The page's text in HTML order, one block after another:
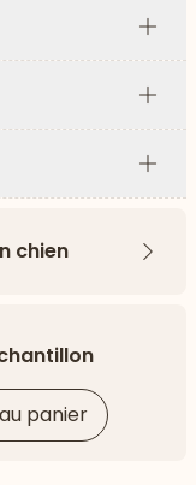
Plus
Plus
Plus
chien
panier